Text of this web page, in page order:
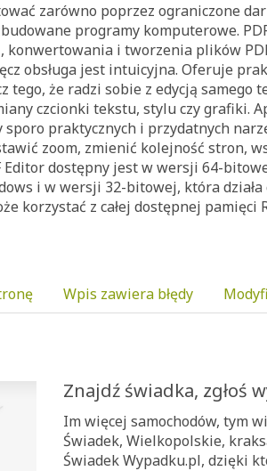
zarówno poprzez ograniczone
programy komputerowe.
konwertowania i tworzenia plików
obsługa jest intuicyjna. Oferuje
tego, że radzi sobie z edycją samego
czcionki tekstu, stylu czy grafiki.
praktycznych i przydatnych
zoom, zmienić kolejność stron,
dostępny jest w wersji 64-
i w wersji 32-bitowej, która
korzystać z całej dostępnej pamięci
Wpis zawiera błędy
Znajdź świadka, zgłoś
Im więcej samochodów, tym
Świadek, Wielkopolskie,
Świadek Wypadku.pl, dzięki